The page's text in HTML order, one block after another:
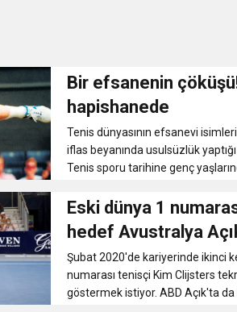
Bir efsanenin
hapishanede
Tenis dünyasının efsanevi
iflas beyanında usulsüzlük
Tenis sporu tarihine genç
Eski dünya 1
hedef Avustralya
Şubat 2020'de kariyerinde ikinci
numarası tenisçi Kim Clijsters
göstermek istiyor. ABD Açık'ta da